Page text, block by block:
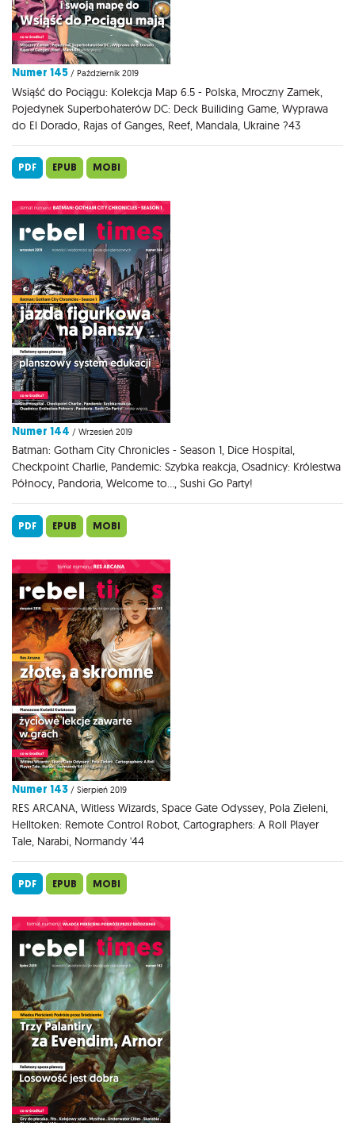
Numer 145 / Październik 2019
Wsiąść do Pociągu: Kolekcja Map 6.5 - Polska, Mroczny Zamek,
Pojedynek Superbohaterów DC: Deck Builiding Game, Wyprawa
do El Dorado, Rajas of Ganges, Reef, Mandala, Ukraine ?43
PDF EPUB MOBI
Numer 144 / Wrzesień 2019
Batman: Gotham City Chronicles - Season 1, Dice Hospital,
Checkpoint Charlie, Pandemic: Szybka reakcja, Osadnicy: Królestwa
Północy, Pandoria, Welcome to..., Sushi Go Party!
PDF EPUB MOBI
Numer 143 / Sierpień 2019
RES ARCANA, Witless Wizards, Space Gate Odyssey, Pola Zieleni,
Helltoken: Remote Control Robot, Cartographers: A Roll Player
Tale, Narabi, Normandy '44
PDF EPUB MOBI